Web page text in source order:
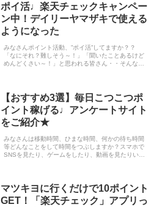
ポイ活♩楽天チェックキャンペー
ン中！デイリーヤマザキで使える
ようになった
みなさんポイント活動、”ポイ活”してますか？？
「なにそれ？難しそう～！」「聞いたことあるけど
めんどくさい～！」と思われる皆さん・・そんなに
【おすすめ3選】毎日こつこつポ
イント稼げる♩アンケートサイト
をご紹介★
みなさんは移動時間、ひまな時間、何かの待ち時間
等どんなことをして時間をつぶしますか？スマホで
SNSを見たり、ゲームをしたり、動画を見たりいろ
マツキヨに行くだけで10ポイント
GET！「楽天チェック」アプリっ